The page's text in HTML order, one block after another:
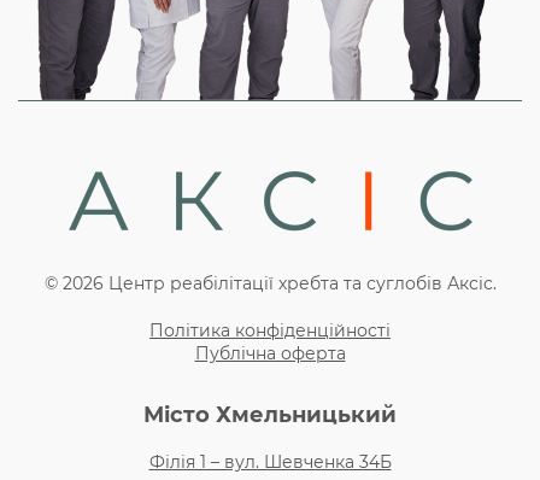
© 2026 Центр реабілітації хребта та суглобів Аксіс.
Політика конфіденційності
Публічна оферта
Місто Хмельницький
Філія 1 – вул. Шевченка 34Б